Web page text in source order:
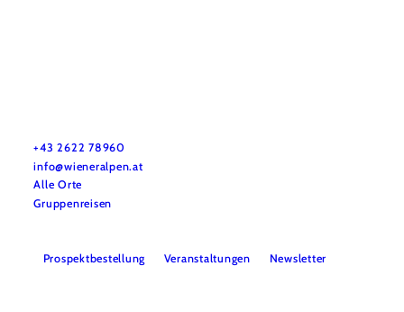
+43 2622 78960
info@wieneralpen.at
Alle Orte
Gruppenreisen
Prospektbestellung Veranstaltungen Newsletter